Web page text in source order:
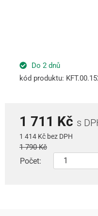
Do 2 dnů
kód produktu:
1 711 Kč s
1 414 Kč bez DPH
1 790 Kč
Počet: